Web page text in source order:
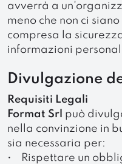
avverrà a
meno che non ci
compresa la
informazioni
Divulgazione
Requisiti Legali
Format Srl può
nella convinzione in
sia necessaria per:
• Rispettare un